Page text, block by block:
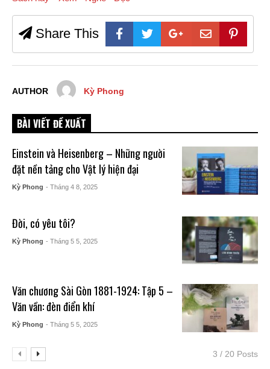
Share This
AUTHOR Kỳ Phong
BÀI VIẾT ĐỀ XUẤT
Einstein và Heisenberg – Những người
đặt nền tảng cho Vật lý hiện đại
Kỳ Phong - Tháng 4 8, 2025
Đời, có yêu tôi?
Kỳ Phong - Tháng 5 5, 2025
Văn chương Sài Gòn 1881-1924: Tập 5 –
Văn vần: đèn điển khí
Kỳ Phong - Tháng 5 5, 2025
3 / 20 Posts